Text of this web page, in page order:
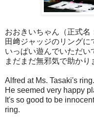
おおきいちゃん（正式名
田﨑ジャッジのリングに
いっぱい遊んでいただい
まだまだ無邪気で助かり
Alfred at Ms. Tasaki's ring.
He seemed very happy
It's so good to be
ring.